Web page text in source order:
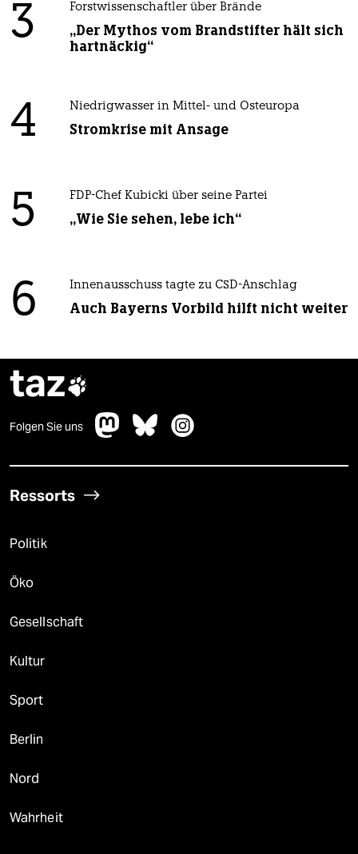
3 Forstwissenschaftler über Brände
„Der Mythos vom Brandstifter hält sich
hartnäckig“
4 Niedrigwasser in Mittel- und Osteuropa
Stromkrise mit Ansage
5 FDP-Chef Kubicki über seine Partei
„Wie Sie sehen, lebe ich“
6 Innenausschuss tagte zu CSD-Anschlag
Auch Bayerns Vorbild hilft nicht weiter
taz
Folgen Sie uns
Ressorts
Politik
Öko
Gesellschaft
Kultur
Sport
Berlin
Nord
Wahrheit